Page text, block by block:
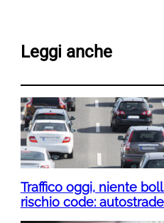
Leggi anche
Traffico oggi, niente
rischio code: